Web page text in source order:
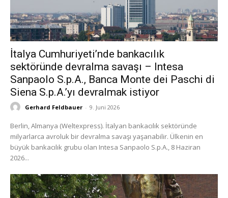
İtalya Cumhuriyeti’nde bankacılık
sektöründe devralma savaşı – Intesa
Sanpaolo S.p.A., Banca Monte dei Paschi di
Siena S.p.A.’yı devralmak istiyor
Gerhard Feldbauer - 9. Juni 2026
Berlin, Almanya (Weltexpress). İtalyan bankacılık sektöründe
milyarlarca avroluk bir devralma savaşı yaşanabilir. Ülkenin en
büyük bankacılık grubu olan Intesa Sanpaolo S.p.A., 8 Haziran
2026...